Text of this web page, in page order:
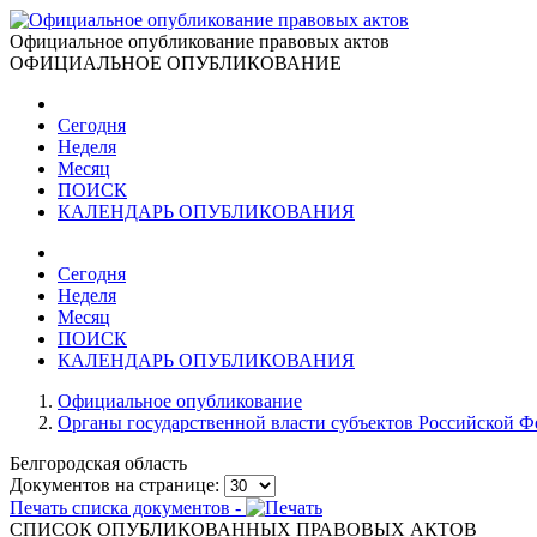
Официальное опубликование правовых актов
ОФИЦИАЛЬНОЕ ОПУБЛИКОВАНИЕ
Сегодня
Неделя
Месяц
ПОИСК
КАЛЕНДАРЬ ОПУБЛИКОВАНИЯ
Сегодня
Неделя
Месяц
ПОИСК
КАЛЕНДАРЬ ОПУБЛИКОВАНИЯ
Официальное опубликование
Органы государственной власти субъектов Российской
Белгородская область
Документов на странице:
Печать списка документов -
СПИСОК ОПУБЛИКОВАННЫХ ПРАВОВЫХ АКТОВ